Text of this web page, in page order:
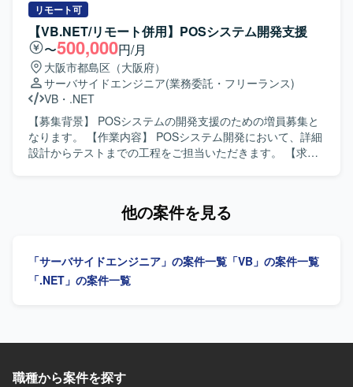
る環境です。
規機能追加などを行っていただきます。 【求める人物像】
主体的に業務を推進し、前向きかつ柔軟に対応できる方を
求めております。 【ポジションの魅力】 上流工程からリリ
ースまで一連の工程に携わることができ、基幹系システム
の保守・改善を通じて業務知識と開発スキルの双方を高め
ていただけます。 【開発環境】 C#.NET、VB.NETを用いた
販売管理システムの開発・保守環境となります。
リモート可
【VB.NET/リモート併用】POSシステム開発支援
〜500,000円/月
大阪市都島区（大阪府）
サーバサイドエンジニア(業務委託・フリーランス)
VB ・ .NET
【募集背景】 POSシステムの開発支援のための増員募集と
なります。 【作業内容】 POSシステム開発において、詳細
設計からテストまでの工程をご担当いただきます。 【求め
ステムに関する知見を活かしつつ、詳細設計からテストま
他の案件を見る
「サーバサイドエンジニア」の案件一覧 「VB」の案件一覧
「.NET」の案件一覧
職種から案件を探す